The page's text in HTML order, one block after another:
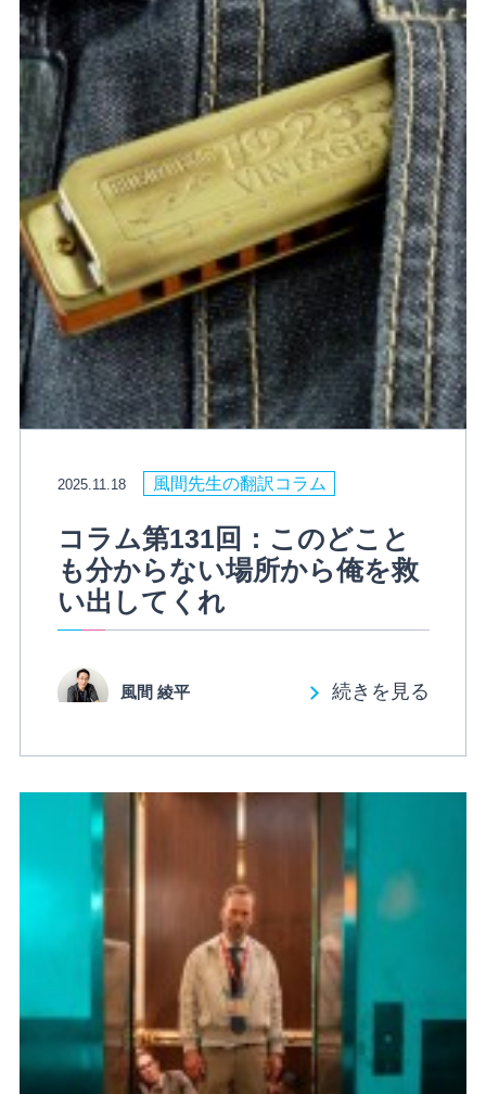
2025.11.18 風間先生の翻訳コラム
コラム第131回：このどこと
も分からない場所から俺を救
い出してくれ
風間 綾平 続きを見る